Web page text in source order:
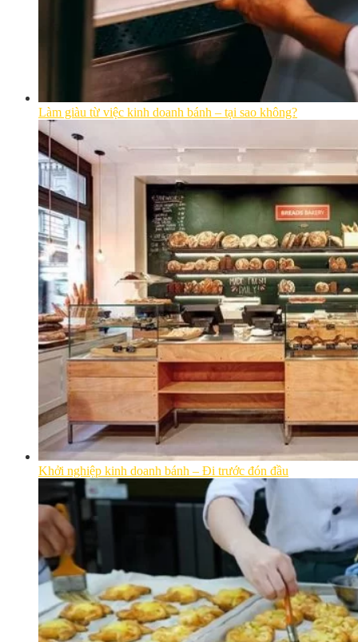
Làm giàu từ việc kinh doanh bánh – tại sao không?
Khởi nghiệp kinh doanh bánh – Đi trước đón đầu